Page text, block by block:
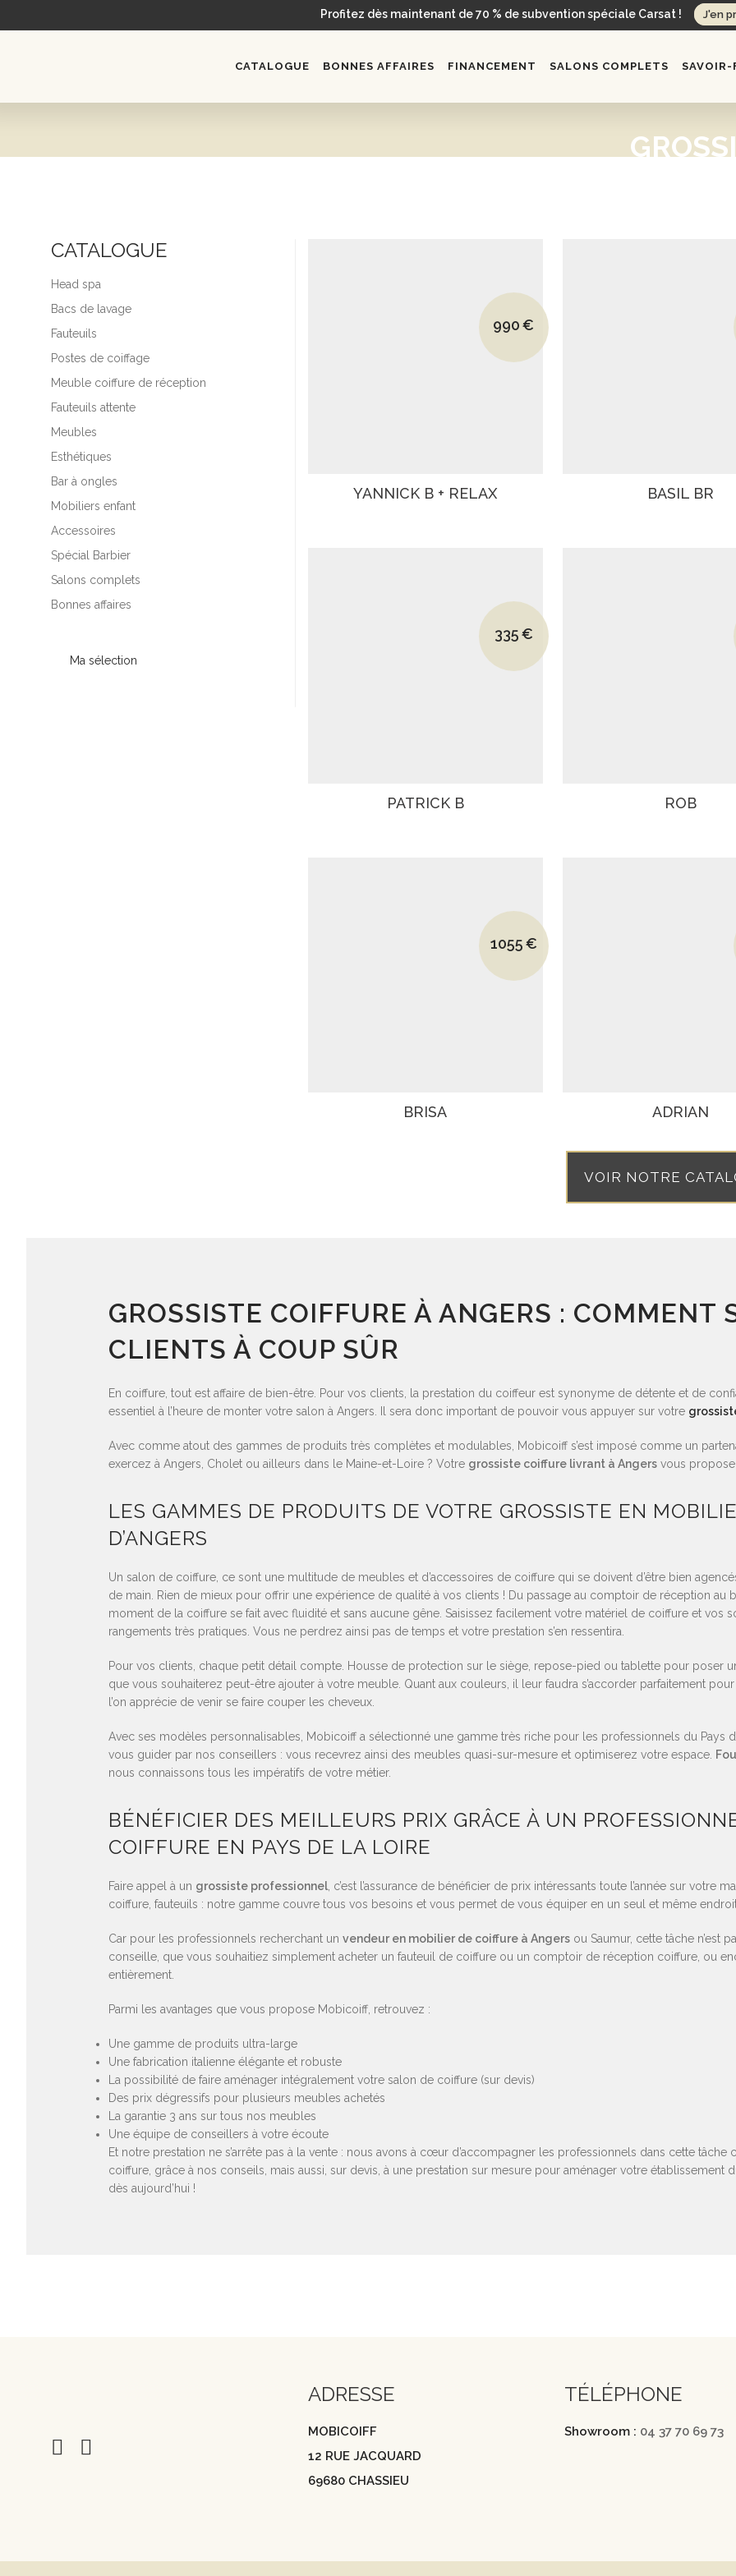
Profitez dès maintenant de 70 % de subvention spéciale Carsat ! J'en
CATALOGUE BONNES AFFAIRES FINANCEMENT SALONS COMPLETS SAVOIR-
CATALOGUE
Head spa
Bacs de lavage
Fauteuils
Postes de coiffage
Meuble coiffure de réception
Fauteuils attente
Meubles
Esthétiques
Bar à ongles
Mobiliers enfant
Accessoires
Spécial Barbier
Salons complets
Bonnes affaires
Ma sélection
Le prix initial était : 1365€.
990 €
Le prix actuel est : 990€.
YANNICK B + RELAX BASIL BR
Le prix initial était : 450€.
335€
Le prix actuel est : 335€.
PATRICK B ROB
Le prix initial était : 1370€.
1055€
Le prix actuel est : 1055€.
BRISA ADRIAN
VOIR NOTRE
GROSSISTE COIFFURE À ANGERS : COMMENT
CLIENTS À COUP SÛR
En coiffure, tout est affaire de bien-être. Pour vos clients, la prestation du coiffeur est synonyme de détente et de
essentiel à l’heure de monter votre salon à Angers. Il sera donc important de pouvoir vous appuyer sur votre
Avec comme atout des gammes de produits très complètes et modulables, Mobicoiff s’est imposé comme un
exercez à Angers, Cholet ou ailleurs dans le Maine-et-Loire ? Votre grossiste coiffure livrant à Angers vous
LES GAMMES DE PRODUITS DE VOTRE GROSSISTE EN
D’ANGERS
Un salon de coiffure, ce sont une multitude de meubles et d’accessoires de coiffure qui se doivent d’être bien
de main. Rien de mieux pour offrir une expérience de qualité à vos clients ! Du passage au comptoir de réception au
moment de la coiffure se fait avec fluidité et sans aucune gêne. Saisissez facilement votre matériel de coiffure et vos
rangements très pratiques. Vous ne perdrez ainsi pas de temps et votre prestation s’en ressentira.
Pour vos clients, chaque petit détail compte. Housse de protection sur le siège, repose-pied ou tablette pour poser
que vous souhaiterez peut-être ajouter à votre meuble. Quant aux couleurs, il leur faudra s’accorder parfaitement
l’on apprécie de venir se faire couper les cheveux.
Avec ses modèles personnalisables, Mobicoiff a sélectionné une gamme très riche pour les professionnels du Pays
vous guider par nos conseillers : vous recevrez ainsi des meubles quasi-sur-mesure et optimiserez votre espace.
nous connaissons tous les impératifs de votre métier.
BÉNÉFICIER DES MEILLEURS PRIX GRÂCE À UN
COIFFURE EN PAYS DE LA LOIRE
Faire appel à un grossiste professionnel, c’est l’assurance de bénéficier de prix intéressants toute l’année sur votre
coiffure, fauteuils : notre gamme couvre tous vos besoins et vous permet de vous équiper en un seul et même
Car pour les professionnels recherchant un vendeur en mobilier de coiffure à Angers ou Saumur, cette tâche n’est
conseille, que vous souhaitiez simplement acheter un fauteuil de coiffure ou un comptoir de réception coiffure, ou
entièrement.
Parmi les avantages que vous propose Mobicoiff, retrouvez :
Une gamme de produits ultra-large
Une fabrication italienne élégante et robuste
La possibilité de faire aménager intégralement votre salon de coiffure (sur devis)
Des prix dégressifs pour plusieurs meubles achetés
La garantie 3 ans sur tous nos meubles
Une équipe de conseillers à votre écoute
Et notre prestation ne s’arrête pas à la vente : nous avons à cœur d’accompagner les professionnels dans cette tâche
coiffure, grâce à nos conseils, mais aussi, sur devis, à une prestation sur mesure pour aménager votre établissement
dès aujourd’hui !
ADRESSE
MOBICOIFF
12 RUE JACQUARD
69680 CHASSIEU
TÉLÉPHONE
Showroom : 04 37 70 69 73